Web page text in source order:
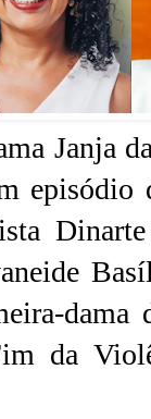
Janja
episódio
da